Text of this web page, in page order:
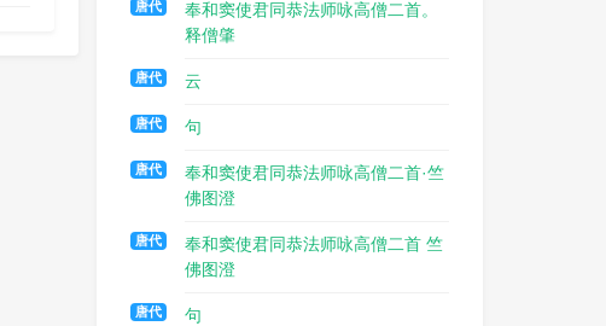
唐代
奉和窦使君同恭法师咏高僧二首。
释僧肇
唐代 云
唐代 句
唐代
奉和窦使君同恭法师咏高僧二首·竺
佛图澄
唐代
奉和窦使君同恭法师咏高僧二首 竺
佛图澄
唐代 句